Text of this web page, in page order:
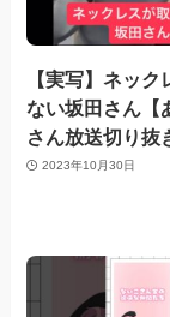
【実写】ネッ
ない坂田さん【
さん放送切り抜
2023年10月30日